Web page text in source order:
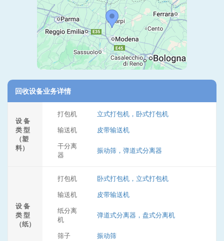
回收设备业务详情
设 备
类 型
（塑
料）
打包机
立式打包机，卧式打包机
输送机
皮带输送机
干分离
器
振动筛，弹道式分离器
设 备
类 型
（纸）
打包机
卧式打包机，立式打包机
输送机
皮带输送机
纸分离
机
弹道式分离器，盘式分离机
筛子
振动筛